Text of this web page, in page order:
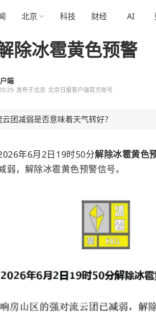
北京 科技 财经 AI
除冰雹黄色预警
端
发布于北京 北京日报客户端官方账号
团减弱是否意味着天气转好？
年6月2日19时50分解除冰雹黄色
弱，解除冰雹黄色预警信号。